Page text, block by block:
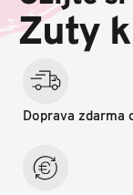
í
Zuty
Doprava zdarma